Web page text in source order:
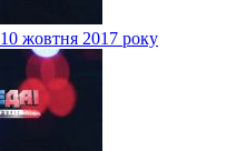
жовтня 2017 року